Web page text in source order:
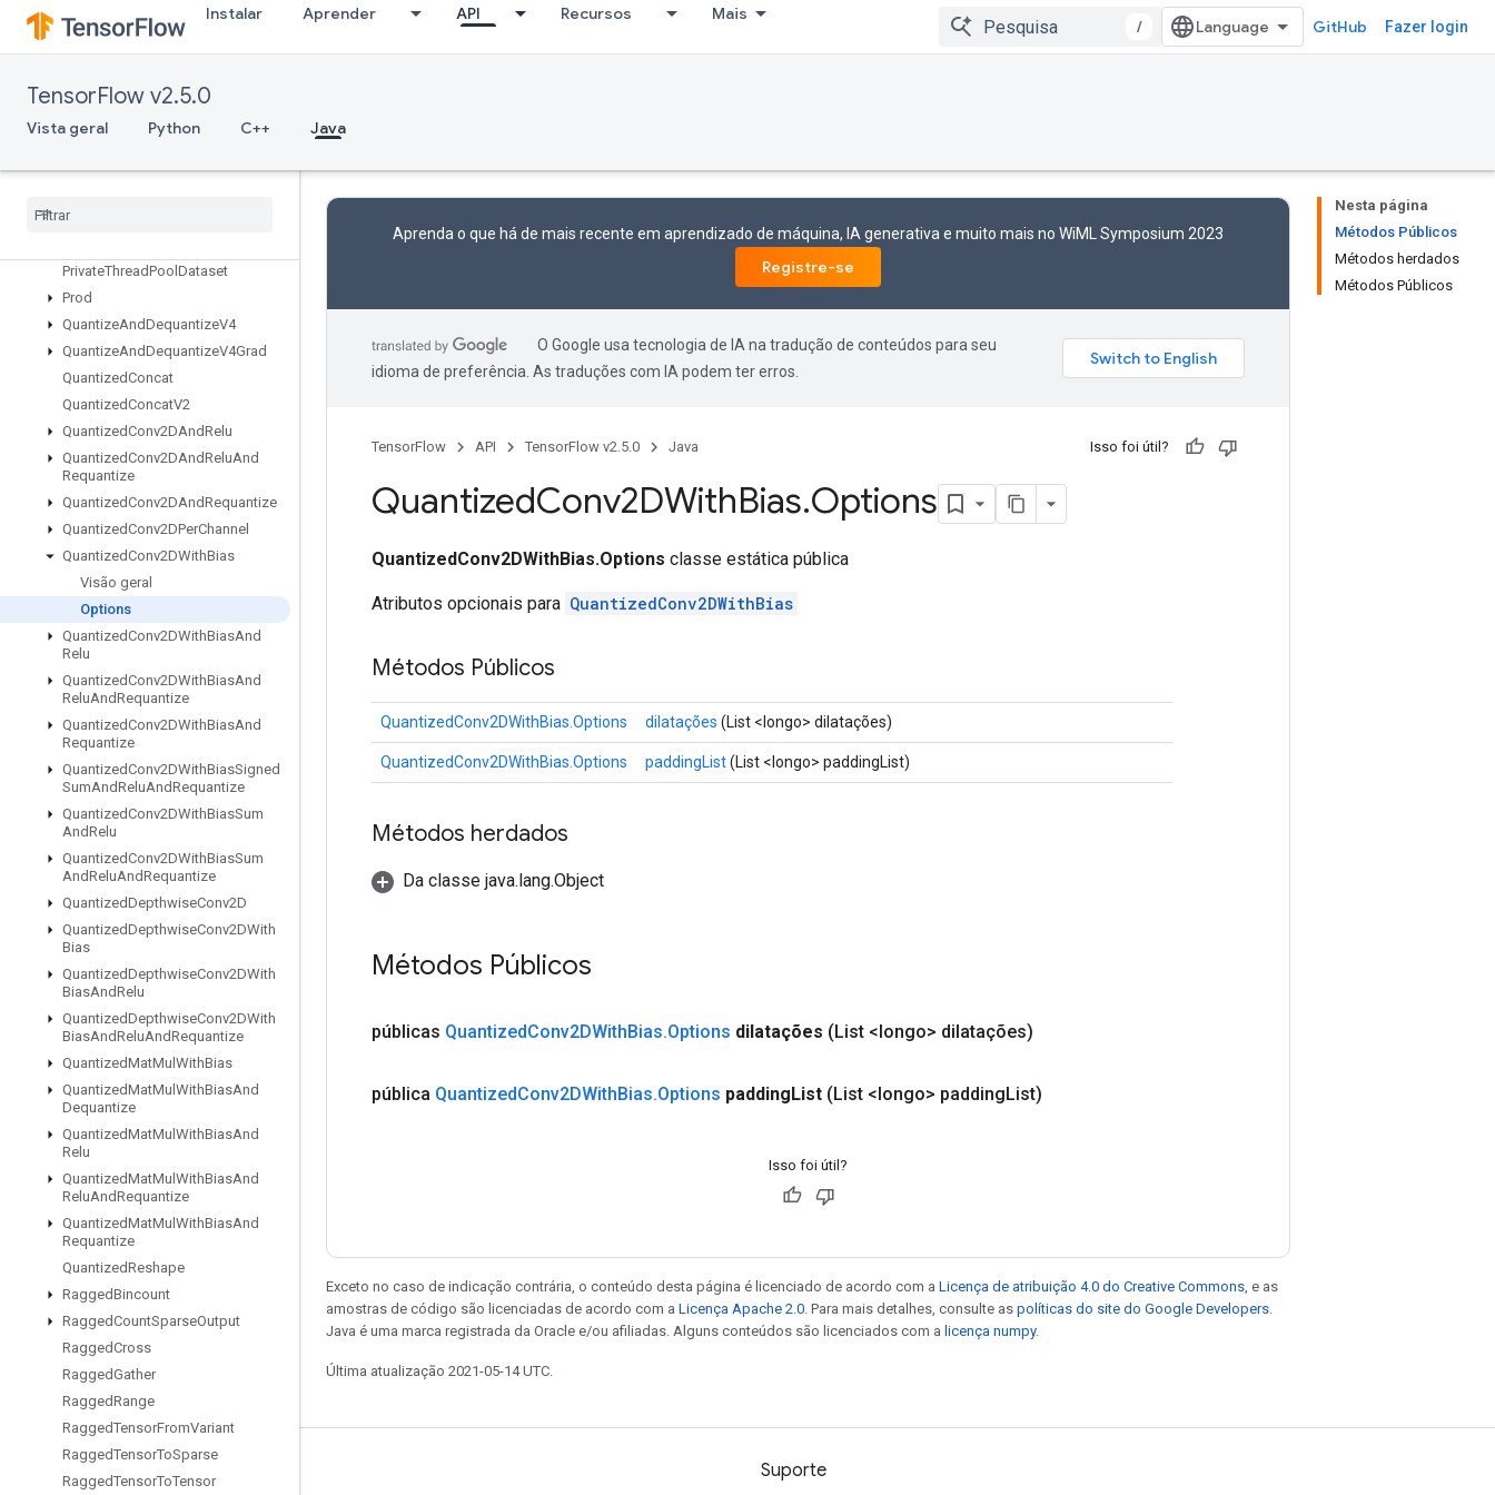
Instalar Aprender API Recursos Mais
/ GitHub Fazer login
TensorFlow v2.5.0
Vista geral Python C++ Java
ParallelDynamicStitch
ParseExampleDatasetV2
ParseExampleV2
Placeholder
Prelinearize
PrivateThreadPool Dataset
Prod
QuantizeAndDequantizeV4
QuantizeAndDequantizeV4Grad
QuantizedConcat
QuantizedConcatV2
QuantizedConv2DAndRelu
QuantizedConv2DAndReluAnd
Requantize
QuantizedConv2DAndRequantize
QuantizedConv2DPerChannel
QuantizedConv2DWithBias
Visão geral
Options
QuantizedConv2DWithBiasAnd
Relu
QuantizedConv2DWithBiasAnd
ReluAndRequantize
QuantizedConv2DWithBiasAnd
Requantize
QuantizedConv2DWithBiasSigned
SumAndReluAndRequantize
QuantizedConv2DWithBiasSum
AndRelu
QuantizedConv2DWithBiasSum
AndReluAndRequantize
QuantizedDepthwiseConv2D
QuantizedDepthwiseConv2DWith
Bias
QuantizedDepthwiseConv2DWith
BiasAndRelu
QuantizedDepthwiseConv2DWith
BiasAndReluAndRequantize
QuantizedMatMul WithBias
QuantizedMatMul WithBiasAnd
Dequantize
QuantizedMatMul WithBiasAnd
Relu
QuantizedMatMul WithBiasAnd
ReluAndRequantize
QuantizedMatMul WithBiasAnd
Requantize
QuantizedReshape
RaggedBincount
RaggedCountSparseOutput
RaggedCross
RaggedGather
RaggedRange
RaggedTensorFromVariant
RaggedTensorToSparse
RaggedTensorToTensor
Nesta página
Métodos Públicos
Métodos herdados
Métodos Públicos
Aprenda o que há de mais recente em aprendizado de máquina, IA generativa e muito mais no WiML Symposium 2023
Registre-se
O Google usa tecnologia de IA na tradução de conteúdos para seu
idioma de preferência. As traduções com IA podem ter erros.
TensorFlow API TensorFlow v2.5.0 Java Isso foi útil?
QuantizedConv2DWithBias.Options
QuantizedConv2DWithBias.Options classe estática pública
Atributos opcionais para QuantizedConv2DWithBias
Métodos Públicos
QuantizedConv2DWithBias.Options dilatações (List <longo> dilatações)
QuantizedConv2DWithBias.Options paddingList(List <longo> paddingList)
Métodos herdados
Da classe java.lang.Object
Métodos Públicos
públicas QuantizedConv2DWithBias.Options dilatações (List <longo> dilatações)
pública QuantizedConv2DWithBias.Options paddingList (List <longo> paddingList)
Isso foi útil?
Exceto no caso de indicação contrária, o conteúdo desta página é licenciado de acordo com a Licença de atribuição 4.0 do Creative Commons , e as
amostras de código são licenciadas de acordo com a Licença Apache 2.0 . Para mais detalhes, consulte as políticas do site do Google Developers
Java é uma marca registrada da Oracle e/ou afiliadas. Alguns conteúdos são licenciados com a licença numpy.
Última atualização 2021-05-14 UTC.
Permanecer conectado Suporte